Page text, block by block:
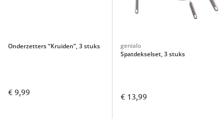
Onderzetters “Kruiden”, 3 stuks
€ 9,99
genialo
Spatdekselset, 3 stuks
€ 13,99